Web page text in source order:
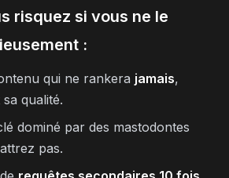
risquez si vous ne le
:
qui ne rankera jamais,
qualité.
dominé par des mastodontes
pas.